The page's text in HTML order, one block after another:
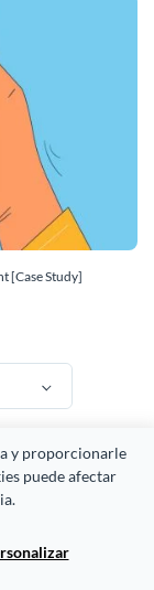
y proporcionarle
puede afectar
[Case Study]